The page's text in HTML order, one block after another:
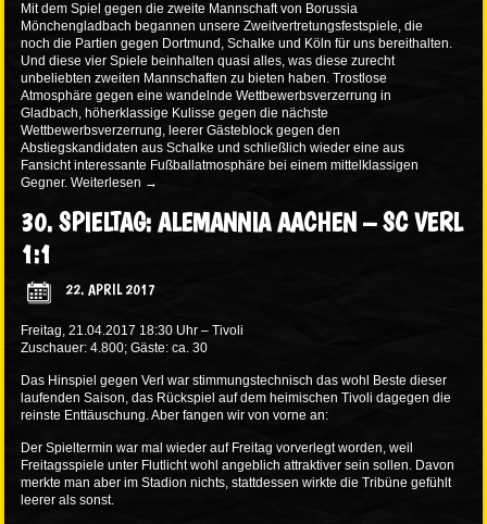
Mit dem Spiel gegen die zweite Mannschaft von Borussia
Mönchengladbach begannen unsere Zweitvertretungsfestspiele, die
noch die Partien gegen Dortmund, Schalke und Köln für uns bereithalten.
Und diese vier Spiele beinhalten quasi alles, was diese zurecht
unbeliebten zweiten Mannschaften zu bieten haben. Trostlose
Atmosphäre gegen eine wandelnde Wettbewerbsverzerrung in
Gladbach, höherklassige Kulisse gegen die nächste
Wettbewerbsverzerrung, leerer Gästeblock gegen den
Abstiegskandidaten aus Schalke und schließlich wieder eine aus
Fansicht interessante Fußballatmosphäre bei einem mittelklassigen
Gegner. Weiterlesen →
30. SPIELTAG: ALEMANNIA AACHEN – SC VERL
1:1
22. APRIL 2017
Freitag, 21.04.2017 18:30 Uhr – Tivoli
Zuschauer: 4.800; Gäste: ca. 30
Das Hinspiel gegen Verl war stimmungstechnisch das wohl Beste dieser
laufenden Saison, das Rückspiel auf dem heimischen Tivoli dagegen die
reinste Enttäuschung. Aber fangen wir von vorne an:
Der Spieltermin war mal wieder auf Freitag vorverlegt worden, weil
Freitagsspiele unter Flutlicht wohl angeblich attraktiver sein sollen. Davon
merkte man aber im Stadion nichts, stattdessen wirkte die Tribüne gefühlt
leerer als sonst.